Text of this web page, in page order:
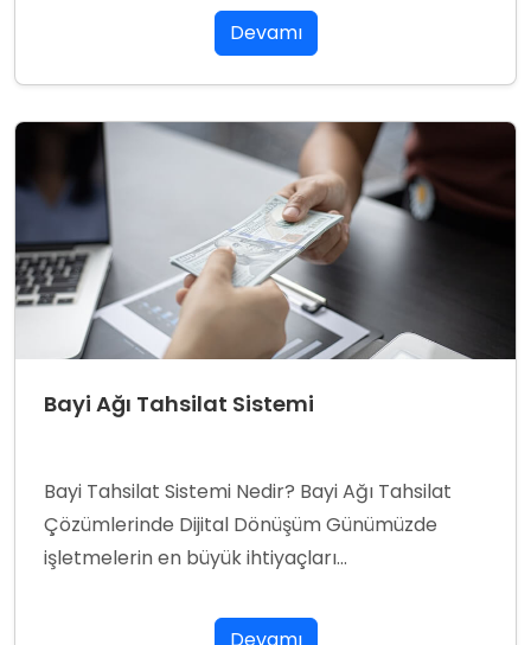
Devamı
Bayi Ağı Tahsilat Sistemi
Bayi Tahsilat Sistemi Nedir? Bayi Ağı Tahsilat
Çözümlerinde Dijital Dönüşüm Günümüzde
işletmelerin en büyük ihtiyaçları...